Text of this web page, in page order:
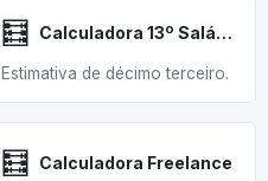
🧮 Calculadora 13º Salário
Estimativa de décimo terceiro.
🧮 Calculadora Freelance